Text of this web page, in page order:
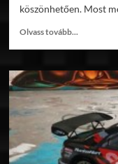
köszönhetően. Most
Olvass tovább...
AC
2005
Subaru
Impreza
WRX
STI
Drift